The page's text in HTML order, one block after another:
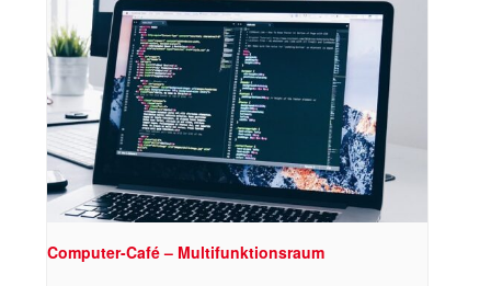
Computer-Café – Multifunktionsraum